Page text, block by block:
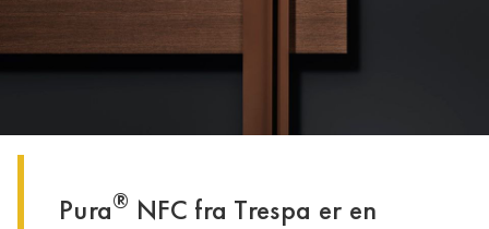
Pura® NFC fra Trespa er en